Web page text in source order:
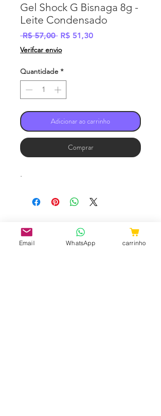
Gel Shock G Bisnaga 8g -
Leite Condensado
R$ 57,00 Preço
normal
R$ 51,30Preço
Verifcar envio
Quantidade *
Adicionar ao carrinho
Comprar
.
Email WhatsApp carrinho